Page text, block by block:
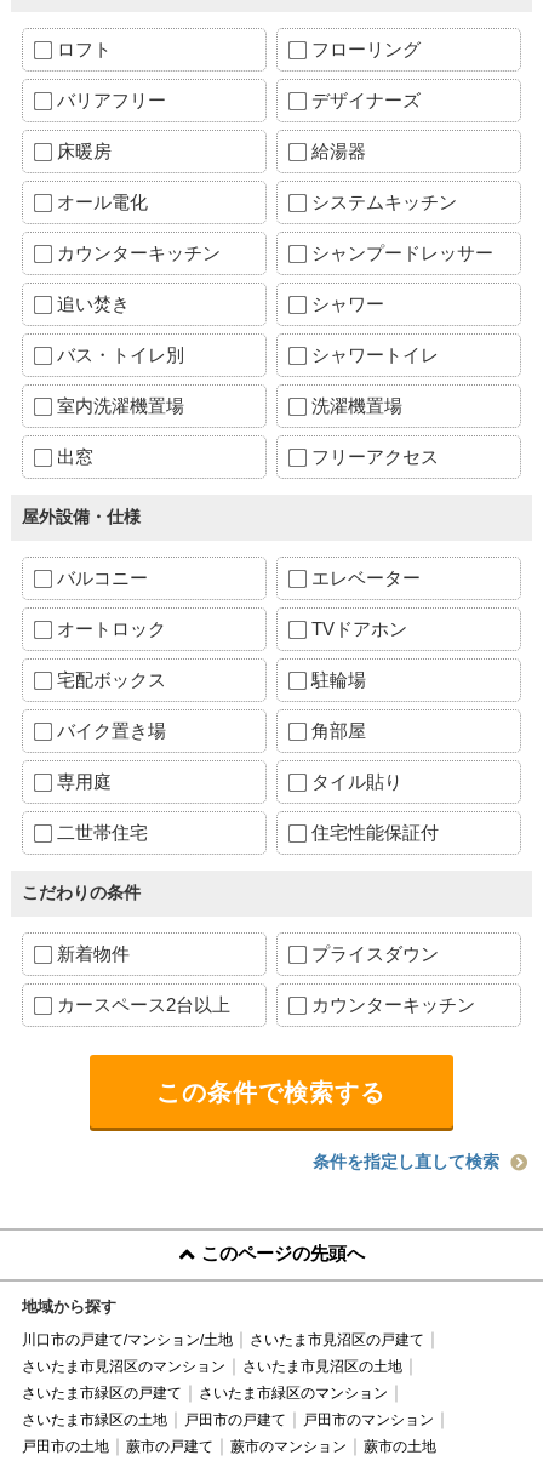
ロフト フローリング
バリアフリー デザイナーズ
床暖房 給湯器
オール電化 システムキッチン
カウンターキッチン シャンプードレッサー
追い焚き シャワー
バス・トイレ別 シャワートイレ
室内洗濯機置場 洗濯機置場
出窓 フリーアクセス
屋外設備・仕様
バルコニー エレベーター
オートロック TVドアホン
宅配ボックス 駐輪場
バイク置き場 角部屋
専用庭 タイル貼り
二世帯住宅 住宅性能保証付
こだわりの条件
新着物件 プライスダウン
カースペース2台以上 カウンターキッチン
条件を指定し直して検索
このページの先頭へ
地域から探す
川口市の戸建て/マンション/土地
さいたま市見沼区の戸建て
さいたま市見沼区のマンション
さいたま市見沼区の土地
さいたま市緑区の戸建て
さいたま市緑区のマンション
さいたま市緑区の土地
戸田市の戸建て
戸田市のマンション
戸田市の土地
蕨市の戸建て 蕨市のマンション 蕨市の土地